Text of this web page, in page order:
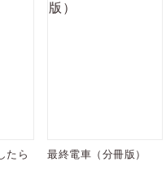
たら 最終電車（分冊版）